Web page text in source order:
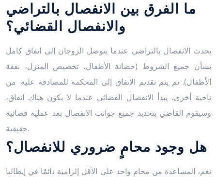
ما الفرق بين الانفصال بالتراضي
والانفصال القضائي؟
يحدث الانفصال بالتراضي عندما يتوصل الزوجان إلى اتفاق كامل
بشأن جميع الشروط (حضانة الأطفال، تخصيص المنزل، نفقة
الأطفال). ثم يتم تقديم الاتفاق إلى المحكمة للمصادقة عليه. من
ناحية أخرى، يبدأ الانفصال القضائي عندما لا يكون هناك اتفاق،
وسيقوم القاضي بتحديد جميع جوانب الانفصال بعد عملية قضائية
حقيقية.
هل وجود محامٍ ضروري للانفصال؟
نعم، المساعدة من محامٍ واحد على الأقل إلزامية دائمًا في إيطاليا